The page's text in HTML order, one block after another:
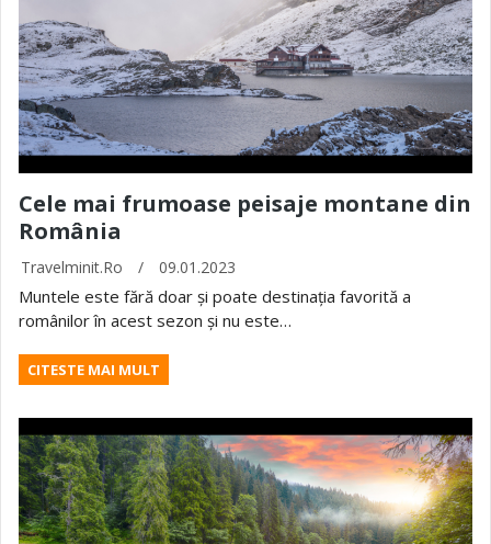
Cele mai frumoase peisaje montane din
România
Travelminit.ro / 09.01.2023
Muntele este fără doar și poate destinația favorită a
românilor în acest sezon și nu este…
CITESTE MAI MULT